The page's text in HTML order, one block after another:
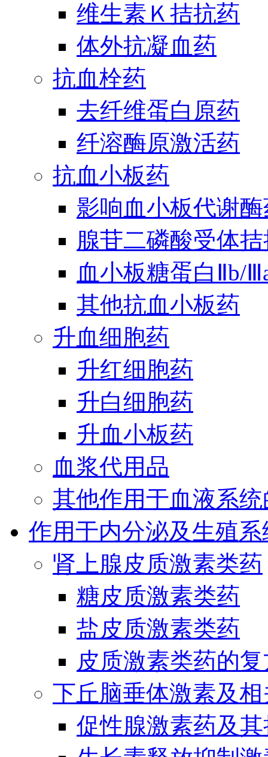
维生素Ｋ拮抗药
体外抗凝血药
抗血栓药
去纤维蛋白原药
纤溶酶原激活药
抗血小板药
影响血小板代谢
腺苷二磷酸受体
血小板糖蛋白Ⅱb/
其他抗血小板药
升血细胞药
升红细胞药
升白细胞药
升血小板药
血浆代用品
其他作用于血液系
作用于内分泌及生殖
肾上腺皮质激素类药
糖皮质激素类药
盐皮质激素类药
皮质激素类药的
下丘脑垂体激素及
促性腺激素药及